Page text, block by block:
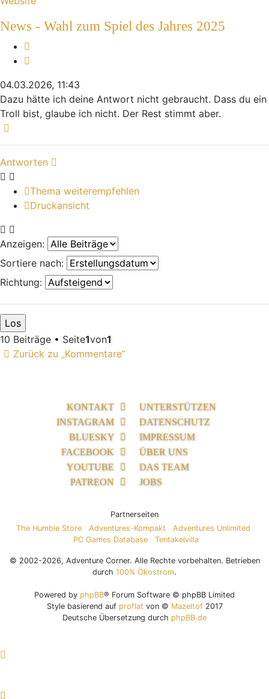
News - Wahl zum Spiel des Jahres 2025
04.03.2026, 11:43
Dazu hätte ich deine Antwort nicht gebraucht. Dass du ein
Troll bist, glaube ich nicht. Der Rest stimmt aber.
Antworten
Thema weiterempfehlen
Druckansicht
Anzeigen:
Sortiere nach:
Richtung:
10 Beiträge • Seite1von1
Zurück zu „Kommentare“
KONTAKT
INSTAGRAM
BLUESKY
FACEBOOK
YOUTUBE
PATREON
UNTERSTÜTZEN
DATENSCHUTZ
IMPRESSUM
ÜBER UNS
DAS TEAM
JOBS
Partnerseiten
The Humble Store
Adventures-Kompakt
Adventures Unlimited
PC Games Database
Tentakelvilla
© 2002-2026, Adventure Corner. Alle Rechte vorbehalten. Betrieben
durch 100% Ökostrom.
Powered by phpBB® Forum Software © phpBB Limited
Style basierend auf proflat von © Mazeltof2017
Deutsche Übersetzung durch phpBB.de